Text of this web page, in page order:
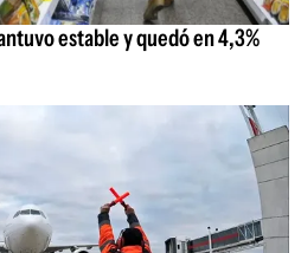
estable y quedó en 4,3%